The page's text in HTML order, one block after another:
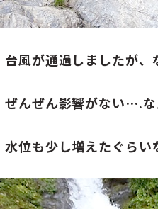
台風が通過しましたが、
ぜんぜん影響がない….な
水位も少し増えたぐらい